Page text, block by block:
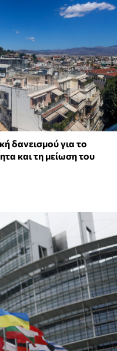
δανεισμού για το
και τη μείωση του